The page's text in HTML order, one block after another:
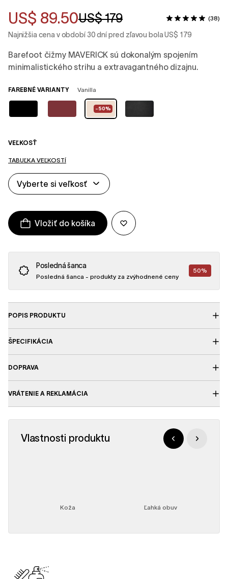
US$ 89.50US$ 179 (38)
Najnižšia cena v období 30 dní pred zľavou bola US$ 179
Barefoot čižmy MAVERICK sú dokonalým spojením
minimalistického strihu a extravagantného dizajnu.
FAREBNÉ VARIANTY Vanilla
-50%
VEĽKOSŤ
TABUĽKA VEĽKOSTÍ
Vyberte si veľkosť
Vložiť do košíka
Posledná šanca
Posledná šanca - produkty za zvýhodnené ceny
50%
POPIS PRODUKTU
ŠPECIFIKÁCIA
DOPRAVA
VRÁTENIE A REKLAMÁCIA
Vlastnosti produktu
Koža Ľahká obuv